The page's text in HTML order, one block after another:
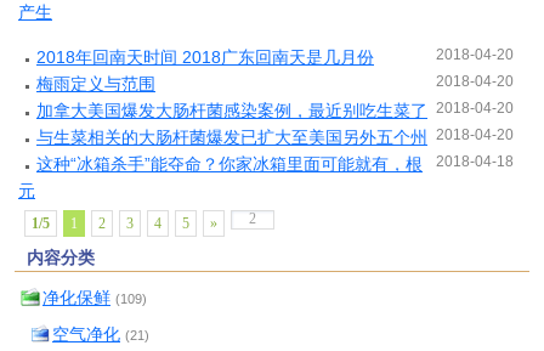
产生
2018-04-20
2018年回南天时间 2018广东回南天是几月份
2018-04-20
梅雨定义与范围
2018-04-20
加拿大美国爆发大肠杆菌感染案例，最近别吃生菜了
2018-04-20
与生菜相关的大肠杆菌爆发已扩大至美国另外五个州
2018-04-18
这种“冰箱杀手”能夺命？你家冰箱里面可能就有，根
元
1/5 1 2 3 4 5 »
内容分类
净化保鲜 (109)
空气净化 (21)